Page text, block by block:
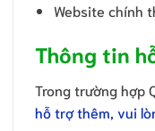
Website chính
Thông tin
Trong trường hợp
hỗ trợ thêm, vui